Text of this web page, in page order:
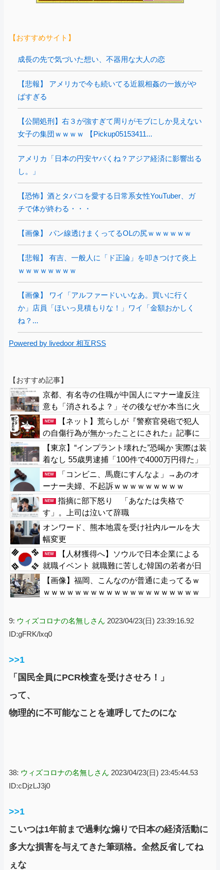
【おすすめサイト】
成長の先で気づいた想い、不器用な大人の恋
【悲報】 アメリカで今も続いてる近親相姦の一族がや
ばすぎる
【公開処刑】右３が強すぎて周りがモブにしか見えない
女子の集団ｗｗｗｗ 【Pickup05153411...
アメリカ「日本の円安ヤバくね？アジア経済に影響出る
し。」
【恐怖】酒とタバコを愛する日常系女性YouTuber、ガ
チで体が終わる・・・
【画像】 パン線透けまくってるOLの尻ｗｗｗｗｗｗ
【悲報】 有吉、一般人に「ド正論」を叩きつけて炎上
ｗｗｗｗｗｗｗｗ
【画像】 ワイ「アルファードいいなあ。買いに行く
か」店員「ほいっ見積もりな！」ワイ「金額おかしく
ね？...
Powered by livedoor 相互RSS
【おすすめ記事】
京都、有名寺の住職が中国人にマナー違反注
意も「消されるよ？」その後なぜか本当に火
災で全焼
NEW
【ネット】荒らしが『警察官発砲で犯人
の自傷行為が無かったことにされた』記事に
「難癖な記事」とイチャモン→自傷行為の動
画が拡散してマスゴミの偏向報道確定
【東京】“インプラント壊れた”恐喝か 実際は装
着なし 55歳男逮捕「100件で4000万円得た」
NEW
「コンビニ、馬鹿にすんなよ」→あのオ
ーナー夫婦、不起訴ｗｗｗｗｗｗｗｗｗ
NEW
指摘に部下怒り 「あなたは失格で
す」。上司は泣いて辞職
オンワード、熊本地震を受け社内ルールを大
幅変更
NEW
【人材獲得へ】ソウルで日本企業による
就職イベント 就職難に苦しむ韓国の若者が日
本に注目
【画像】福岡、こんなのが普通に走ってるｗ
ｗｗｗｗｗｗｗｗｗｗｗｗｗｗｗｗｗｗｗｗ
9: ウィズコロナの名無しさん 2023/04/23(日) 23:39:16.92
ID:gFRK/lxq0
>>1
「国民全員にPCR検査を受けさせろ！」
って、
物理的に不可能なことを連呼してたのにな
38: ウィズコロナの名無しさん 2023/04/23(日) 23:45:44.53
ID:cDjzLJ3j0
>>1
こいつは1年前まで過剰な煽りで日本の経済活動に
多大な損害を与えてきた筆頭格。全然反省してね
ぇな